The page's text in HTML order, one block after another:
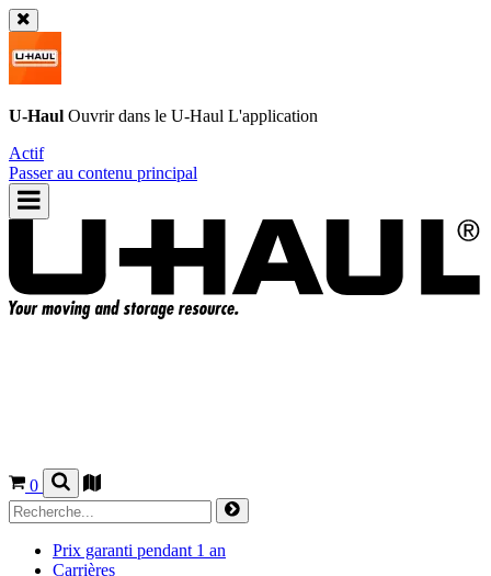
U-Haul Ouvrir dans le U-Haul L'application
Actif
Passer au contenu principal
0
Prix garanti pendant 1 an
Carrières